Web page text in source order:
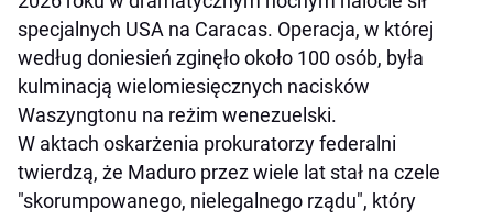
specjalnych USA na Caracas. Operacja, w której
według doniesień zginęło około 100 osób, była
kulminacją wielomiesięcznych nacisków
Waszyngtonu na reżim wenezuelski.
W aktach oskarżenia prokuratorzy federalni
twierdzą, że Maduro przez wiele lat stał na czele
"skorumpowanego, nielegalnego rządu", który